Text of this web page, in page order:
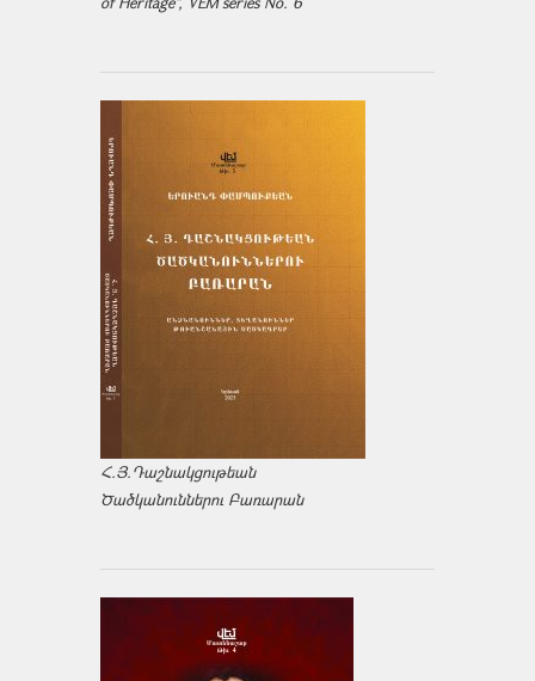
Հ.Յ.Դաշնակցութեան
Ծածկանուններու Բառարան